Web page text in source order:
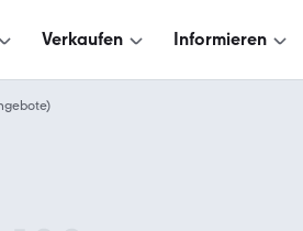
Verkaufen Informieren